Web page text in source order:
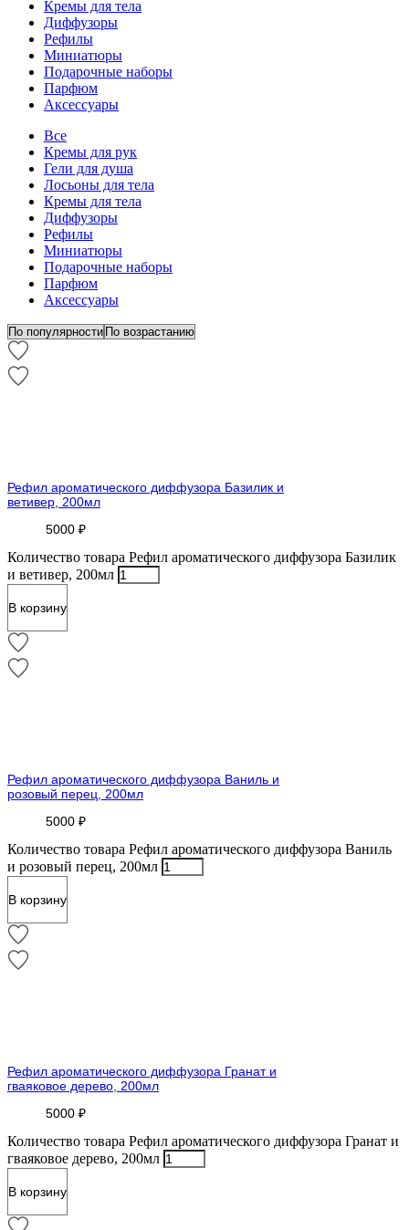
Кремы для тела
Диффузоры
Рефилы
Миниатюры
Подарочные наборы
Парфюм
Аксессуары
Все
Кремы для рук
Гели для душа
Лосьоны для тела
Кремы для тела
Диффузоры
Рефилы
Миниатюры
Подарочные наборы
Парфюм
Аксессуары
Рефил ароматического диффузора Базилик и
ветивер, 200мл
5000₽
Количество товара Рефил ароматического диффузора Базилик
и ветивер, 200мл
В корзину
Рефил ароматического диффузора Ваниль и
розовый перец, 200мл
5000₽
Количество товара Рефил ароматического диффузора Ваниль
и розовый перец, 200мл
В корзину
Рефил ароматического диффузора Гранат и
гваяковое дерево, 200мл
5000₽
Количество товара Рефил ароматического диффузора Гранат и
гваяковое дерево, 200мл
В корзину